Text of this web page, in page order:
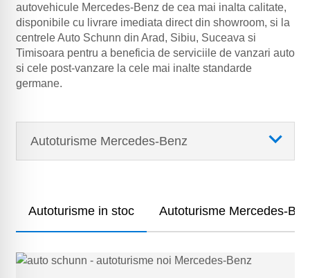
autovehicule Mercedes-Benz de cea mai inalta calitate,
disponibile cu livrare imediata direct din showroom, si la
centrele Auto Schunn din Arad, Sibiu, Suceava si
Timisoara pentru a beneficia de serviciile de vanzari auto
si cele post-vanzare la cele mai inalte standarde
germane.
Autoturisme Mercedes-Benz
Autoturisme in stoc Autoturisme Mercedes-